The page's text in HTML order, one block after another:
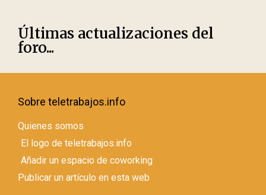
Últimas actualizaciones del
foro...
Sobre teletrabajos.info
Quienes somos
El logo de teletrabajos.info
Añadir un espacio de coworking
Publicar un artículo en esta web